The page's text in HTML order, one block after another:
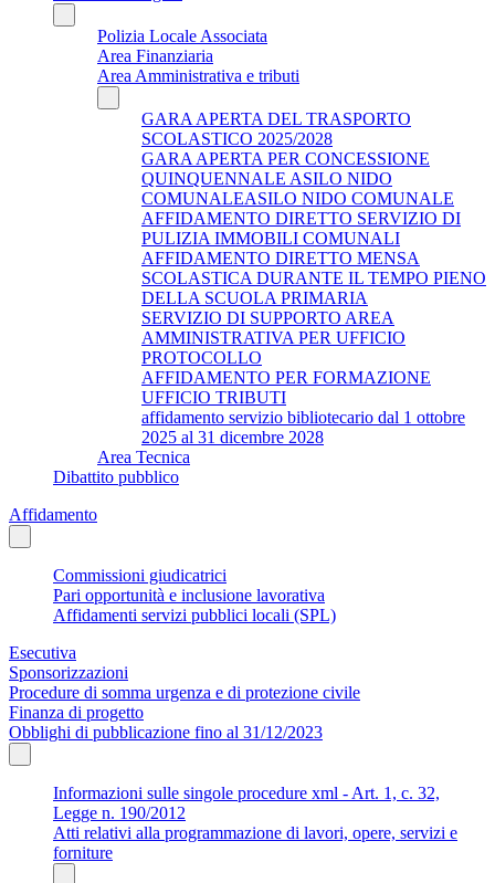
Polizia Locale Associata
Area Finanziaria
Area Amministrativa e tributi
GARA APERTA DEL TRASPORTO
SCOLASTICO 2025/2028
GARA APERTA PER CONCESSIONE
QUINQUENNALE ASILO NIDO
COMUNALEASILO NIDO COMUNALE
AFFIDAMENTO DIRETTO SERVIZIO DI
PULIZIA IMMOBILI COMUNALI
AFFIDAMENTO DIRETTO MENSA
SCOLASTICA DURANTE IL TEMPO PIENO
DELLA SCUOLA PRIMARIA
SERVIZIO DI SUPPORTO AREA
AMMINISTRATIVA PER UFFICIO
PROTOCOLLO
AFFIDAMENTO PER FORMAZIONE
UFFICIO TRIBUTI
affidamento servizio bibliotecario dal 1 ottobre
2025 al 31 dicembre 2028
Area Tecnica
Dibattito pubblico
Affidamento
Commissioni giudicatrici
Pari opportunità e inclusione lavorativa
Affidamenti servizi pubblici locali (SPL)
Esecutiva
Sponsorizzazioni
Procedure di somma urgenza e di protezione civile
Finanza di progetto
Obblighi di pubblicazione fino al 31/12/2023
Informazioni sulle singole procedure xml - Art. 1, c. 32,
Legge n. 190/2012
Atti relativi alla programmazione di lavori, opere, servizi e
forniture